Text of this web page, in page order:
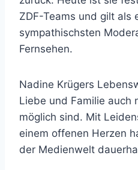
ZDF-Teams und gilt als
sympathischsten
Fernsehen.
Nadine Krügers
Liebe und Familie auch
möglich sind. Mit
einem offenen Herzen
der Medienwelt